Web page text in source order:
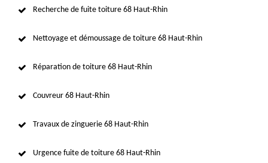
Recherche de fuite toiture 68 Haut-Rhin
Nettoyage et démoussage de toiture 68 Haut-Rhin
Réparation de toiture 68 Haut-Rhin
Couvreur 68 Haut-Rhin
Travaux de zinguerie 68 Haut-Rhin
Urgence fuite de toiture 68 Haut-Rhin